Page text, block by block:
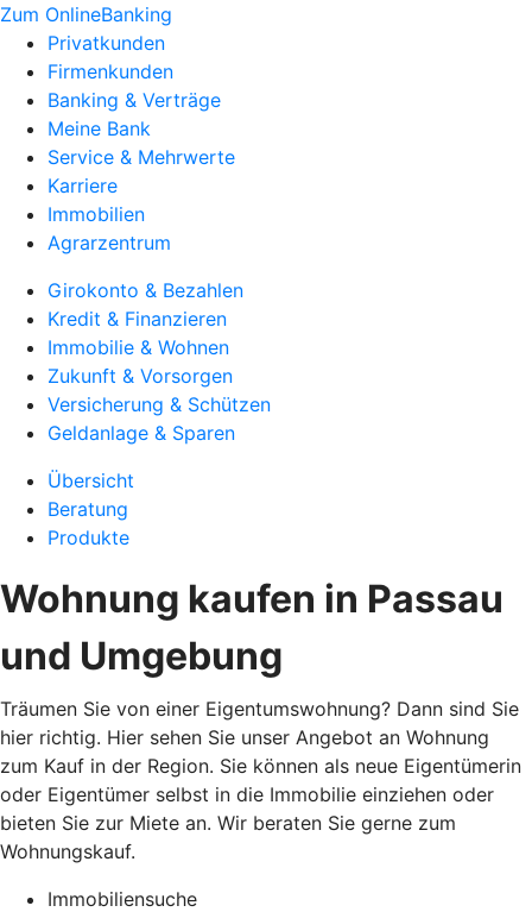
Zum OnlineBanking
Privatkunden
Firmenkunden
Banking & Verträge
Meine Bank
Service & Mehrwerte
Karriere
Immobilien
Agrarzentrum
Girokonto & Bezahlen
Kredit & Finanzieren
Immobilie & Wohnen
Zukunft & Vorsorgen
Versicherung & Schützen
Geldanlage & Sparen
Übersicht
Beratung
Produkte
Wohnung kaufen in Passau
und Umgebung
Träumen Sie von einer Eigentumswohnung? Dann sind Sie
hier richtig. Hier sehen Sie unser Angebot an Wohnung
zum Kauf in der Region. Sie können als neue Eigentümerin
oder Eigentümer selbst in die Immobilie einziehen oder
bieten Sie zur Miete an. Wir beraten Sie gerne zum
Wohnungskauf.
Immobiliensuche